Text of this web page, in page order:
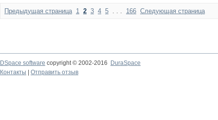
Предыдущая страница 1 2 3 4 5 . . . 166 Следующая страница
DSpace software copyright © 2002-2016
DuraSpace
Контакты
Отправить отзыв